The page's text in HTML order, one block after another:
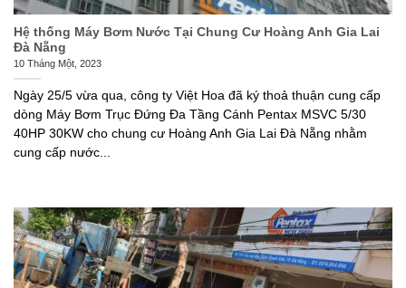
Hệ thống Máy Bơm Nước Tại Chung Cư Hoàng Anh Gia Lai
Đà Nẵng
10 Tháng Một, 2023
Ngày 25/5 vừa qua, công ty Việt Hoa đã ký thoả thuận cung cấp
dòng Máy Bơm Trục Đứng Đa Tầng Cánh Pentax MSVC 5/30
40HP 30KW cho chung cư Hoàng Anh Gia Lai Đà Nẵng nhằm
cung cấp nước...